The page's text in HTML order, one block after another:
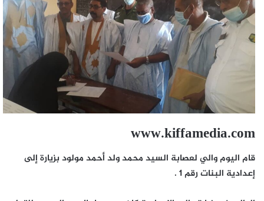
www.kiffamedia.com
قام اليوم والي لعصابة السيد محمد ولد أحمد مولود بزيارة إلى
إعدادية البنات رقم 1 .